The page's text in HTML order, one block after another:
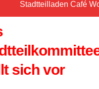
Stadtteilladen Café
sich vor